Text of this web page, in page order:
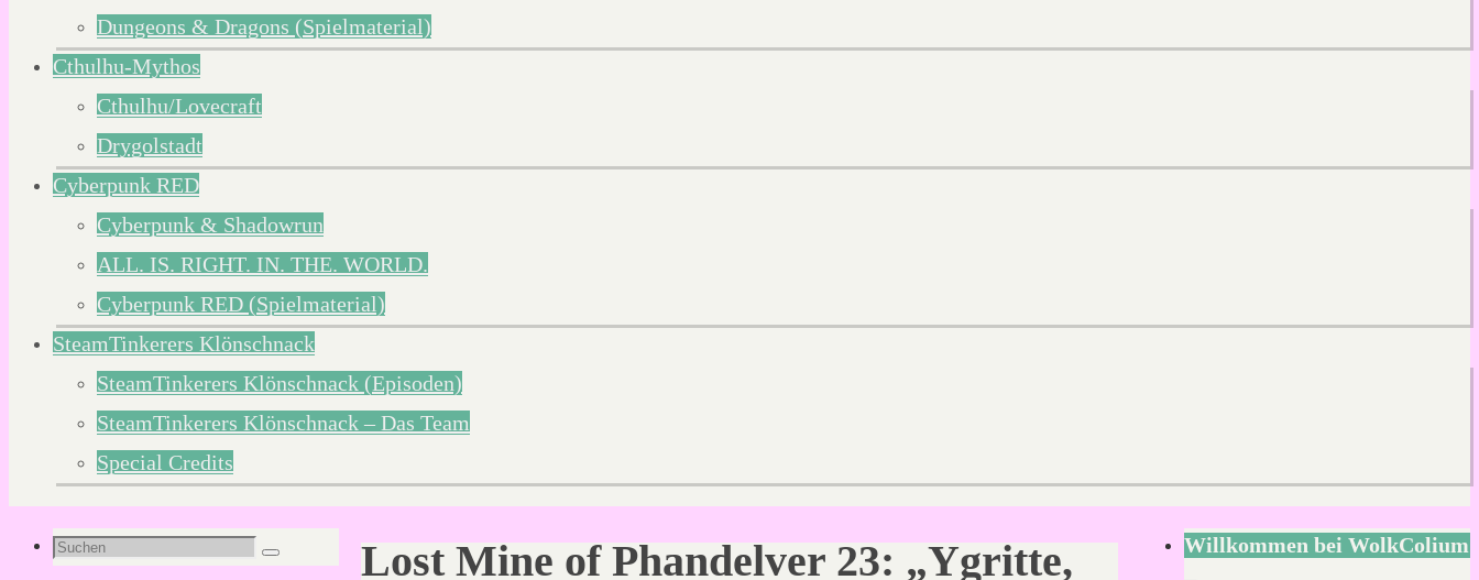
Dungeons & Dragons (Spielmaterial)
Cthulhu-Mythos
Cthulhu/Lovecraft
Drygolstadt
Cyberpunk RED
Cyberpunk & Shadowrun
ALL. IS. RIGHT. IN. THE. WORLD.
Cyberpunk RED (Spielmaterial)
SteamTinkerers Klönschnack
SteamTinkerers Klönschnack (Episoden)
SteamTinkerers Klönschnack – Das Team
Special Credits
Lost Mine of Phandelver 23: „Ygritte,
Suchen
Suchen
Willkommen bei WolkColium